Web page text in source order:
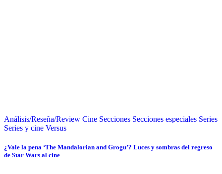
Análisis/Reseña/Review Cine Secciones Secciones especiales Series
Series y cine Versus
¿Vale la pena ‘The Mandalorian and Grogu’? Luces y sombras del regreso
de Star Wars al cine